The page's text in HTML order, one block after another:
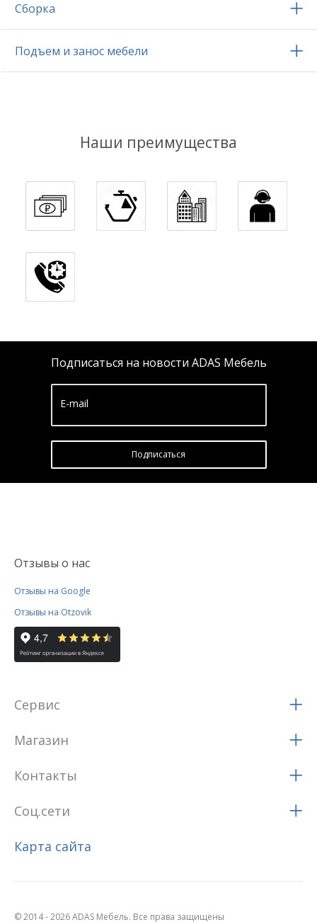
Сборка
Подъем и занос мебели
Наши преимущества
Подписаться на новости ADAS Мебель
E-mail
Подписатьcя
Отзывы о нас
Отзывы на Google
Отзывы на Otzovik
Сервис
Магазин
Контакты
Соц.сети
Карта сайта
© 2014 - 2026 ADAS Мебель. Все права защищены